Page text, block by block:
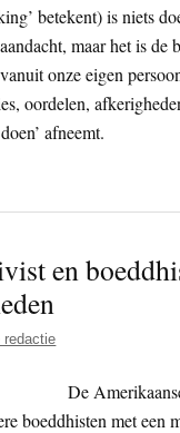
betekent) is niets
maar het is de
onze eigen
oordelen,
afneemt.
en
redactie
De
boeddhisten met een